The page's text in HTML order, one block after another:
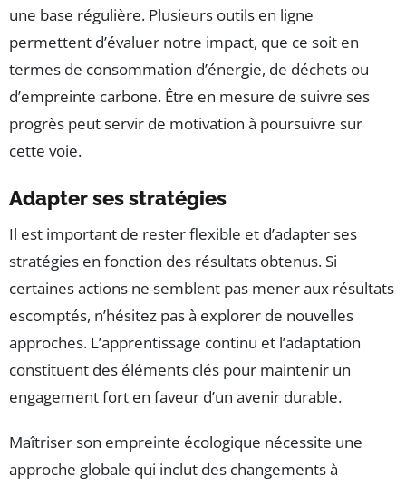
une base régulière. Plusieurs outils en ligne
permettent d’évaluer notre impact, que ce soit en
termes de consommation d’énergie, de déchets ou
d’empreinte carbone. Être en mesure de suivre ses
progrès peut servir de motivation à poursuivre sur
cette voie.
Adapter ses stratégies
Il est important de rester flexible et d’adapter ses
stratégies en fonction des résultats obtenus. Si
certaines actions ne semblent pas mener aux résultats
escomptés, n’hésitez pas à explorer de nouvelles
approches. L’apprentissage continu et l’adaptation
constituent des éléments clés pour maintenir un
engagement fort en faveur d’un avenir durable.
Maîtriser son empreinte écologique nécessite une
approche globale qui inclut des changements à